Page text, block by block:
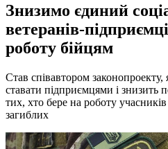
Знизимо єдиний
ветеранів-
роботу бійцям
Став співавтором
ставати підприємцями і знизить
тих, хто бере на роботу
загиблих